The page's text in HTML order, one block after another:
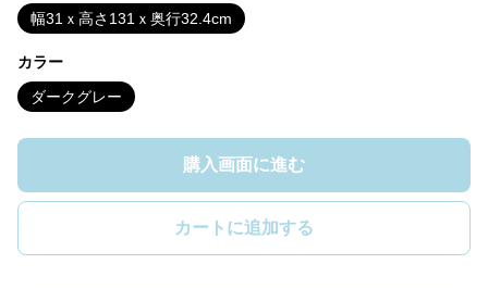
幅31ｘ高さ131ｘ奥行32.4cm
カラー
ダークグレー
購入画面に進む
カートに追加する